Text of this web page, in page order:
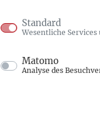
Standard
Wesentliche
Matomo
Analyse des